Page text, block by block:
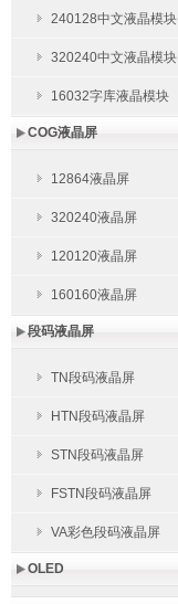
240128中文液晶模块
320240中文液晶模块
16032字库液晶模块
COG液晶屏
12864液晶屏
320240液晶屏
120120液晶屏
160160液晶屏
段码液晶屏
TN段码液晶屏
HTN段码液晶屏
STN段码液晶屏
FSTN段码液晶屏
VA彩色段码液晶屏
OLED